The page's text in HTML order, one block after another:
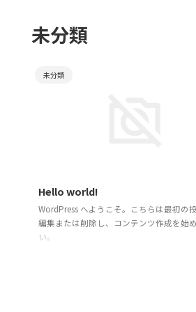
未分類
未分類
Hello world!
WordPress へようこそ。こちらは最初の投
編集または削除し、コンテンツ作成を始
い。